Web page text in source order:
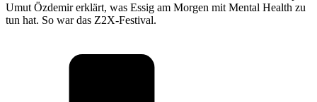
Umut Özdemir erklärt, was Essig am Morgen mit Mental Health zu
tun hat. So war das Z2X-Festival.